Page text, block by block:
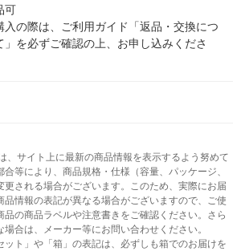
可
入の際は、ご利用ガイド「返品・交換につ
」を必ずご確認の上、お申し込みくださ
、サイト上に最新の商品情報を表示するよう努めて
等により、商品規格・仕様（容量、パッケージ、
更される場合がございます。このため、実際にお届
品情報の表記が異なる場合がございますので、ご使
品の商品ラベルや注意書きをご確認ください。さら
合は、メーカー等にお問い合わせください。
ット」や「箱」の表記は、必ずしも箱でのお届けを